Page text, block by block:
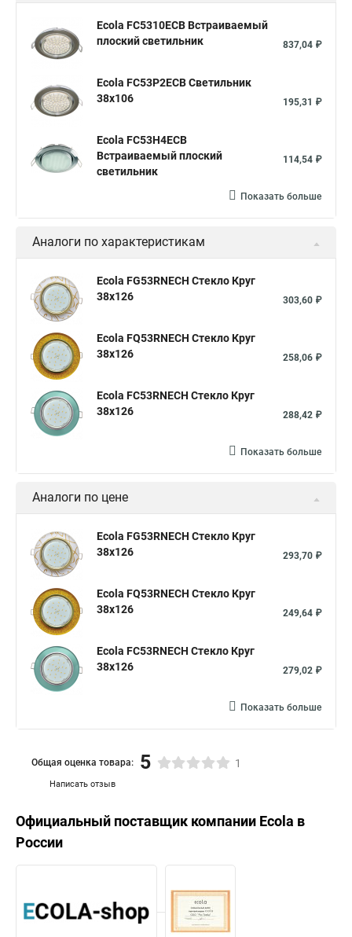
Ecola FC5310ECB Встраиваемый
плоский светильник
837,04 ₽
Ecola FC53P2ECB Светильник
38x106
195,31 ₽
Ecola FC53H4ECB
Встраиваемый плоский
светильник
114,54 ₽
Показать больше
Аналоги по характеристикам
Ecola FG53RNECH Стекло Круг
38x126
303,60 ₽
Ecola FQ53RNECH Стекло Круг
38x126
258,06 ₽
Ecola FC53RNECH Стекло Круг
38x126
288,42 ₽
Показать больше
Аналоги по цене
Ecola FG53RNECH Стекло Круг
38x126
293,70 ₽
Ecola FQ53RNECH Стекло Круг
38x126
249,64 ₽
Ecola FC53RNECH Стекло Круг
38x126
279,02 ₽
Показать больше
Написать отзыв
Общая оценка товара: 5 1
Официальный поставщик компании Ecola в
России